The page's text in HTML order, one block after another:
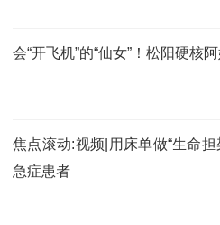
会“开飞机”的“仙女”！松阳硬核
焦点滚动:视频|用床单做“生命
急症患者